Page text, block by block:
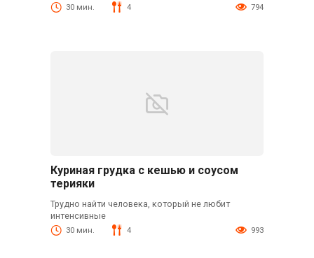
30 мин. 4 794
Куриная грудка с кешью и соусом
терияки
Трудно найти человека, который не любит
интенсивные
30 мин. 4 993